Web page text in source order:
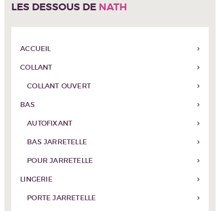
LES DESSOUS DE NATH
ACCUEIL
COLLANT
COLLANT OUVERT
BAS
AUTOFIXANT
BAS JARRETELLE
POUR JARRETELLE
LINGERIE
PORTE JARRETELLE